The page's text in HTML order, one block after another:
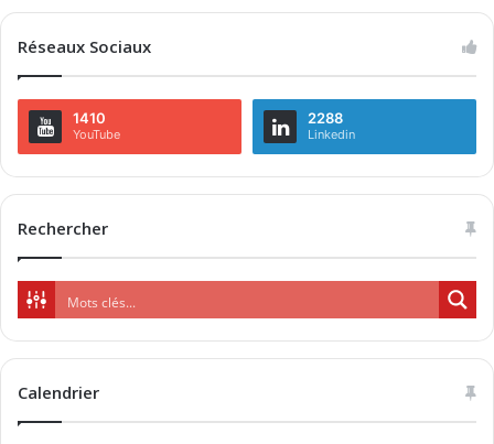
Réseaux Sociaux
1410
YouTube
2288
Linkedin
Rechercher
Calendrier